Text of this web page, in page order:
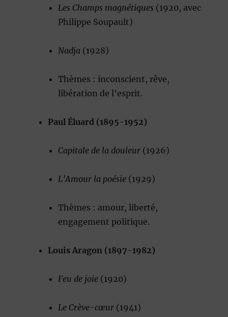
Les Champs magnétiques (1920, avec
Philippe Soupault)
Nadja (1928)
Thèmes : inconscient, rêve,
libération de l’esprit.
Paul Éluard (1895-1952)
Capitale de la douleur (1926)
L’Amour la poésie (1929)
Thèmes : amour, liberté,
engagement politique.
Louis Aragon (1897-1982)
Feu de joie (1920)
Le Crève-cœur (1941)